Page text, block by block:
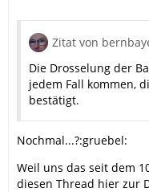
Zitat von
Die Drosselung der
jedem Fall kommen,
bestätigt.
Nochmal...?:gruebel:
Weil uns das seit dem
diesen Thread hier zur